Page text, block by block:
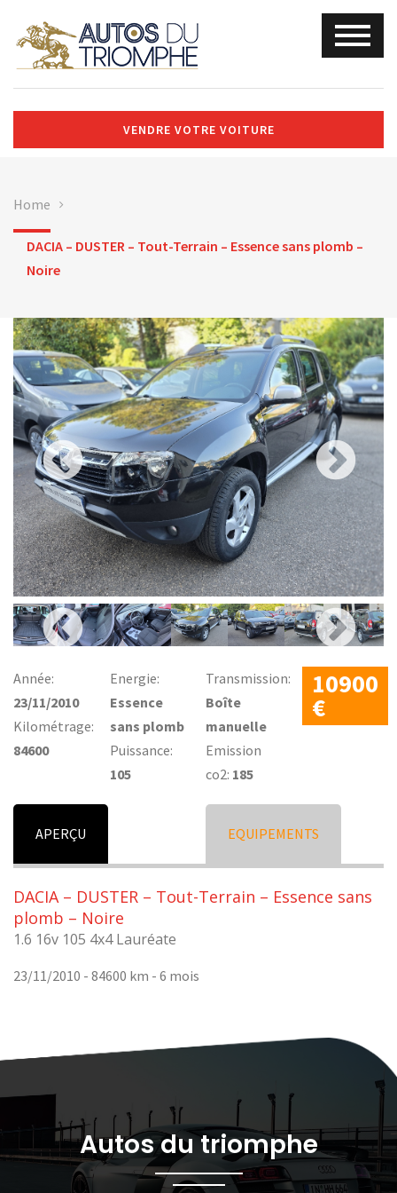
VENDRE VOTRE VOITURE
Home
DACIA – DUSTER – Tout-Terrain – Essence sans plomb –
Noire
Année:
23/11/2010
Kilométrage:
84600
Energie:
Essence
sans plomb
Puissance:
105
Transmission:
Boîte
manuelle
Emission
co2: 185
10900
€
APERÇU EQUIPEMENTS
DACIA – DUSTER – Tout-Terrain – Essence sans
plomb – Noire
1.6 16v 105 4x4 Lauréate
23/11/2010 - 84600 km - 6 mois
Autos du triomphe